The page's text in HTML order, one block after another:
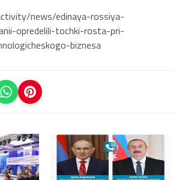
news/edinaya-rossiya-
opredelili-tochki-rosta-pri-
biznesa